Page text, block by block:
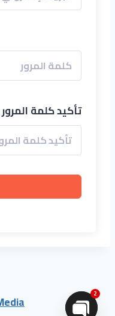
تأكيد كلمة المرور
2